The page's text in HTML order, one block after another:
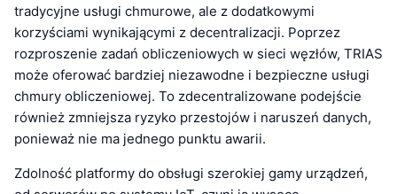
tradycyjne usługi chmurowe, ale z dodatkowymi
korzyściami wynikającymi z decentralizacji. Poprzez
rozproszenie zadań obliczeniowych w sieci węzłów, TRIAS
może oferować bardziej niezawodne i bezpieczne usługi
chmury obliczeniowej. To zdecentralizowane podejście
również zmniejsza ryzyko przestojów i naruszeń danych,
ponieważ nie ma jednego punktu awarii.
Zdolność platformy do obsługi szerokiej gamy urządzeń,